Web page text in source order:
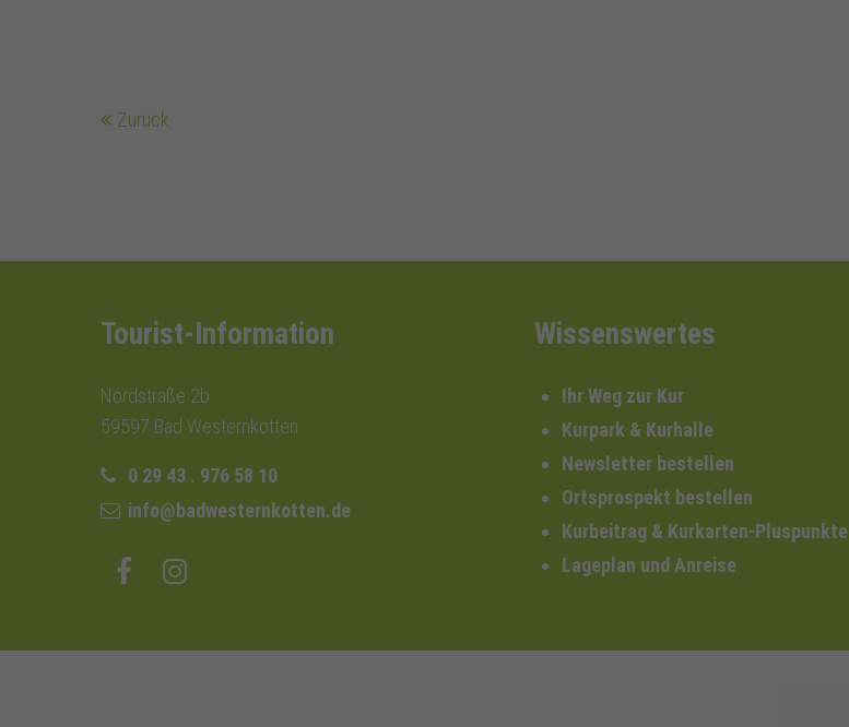
Zurück
Tourist-Information
Nordstraße 2b
59597 Bad Westernkotten
0 29 43 . 976 58 10
info@badwesternkotten.de
Wissenswertes
Ihr Weg zur Kur
Kurpark & Kurhalle
Newsletter bestellen
Ortsprospekt bestellen
Kurbeitrag & Kurkarten-Pluspunkte
Lageplan und Anreise